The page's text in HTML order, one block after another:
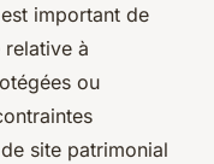
important de
à
ou
site patrimonial